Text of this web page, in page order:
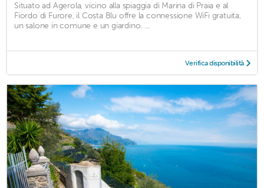
Situato ad Agerola, vicino alla spiaggia di Marina di Praia e al
Fiordo di Furore, il Costa Blu offre la connessione WiFi gratuita,
un salone in comune e un giardino. ...
Verifica disponibilità